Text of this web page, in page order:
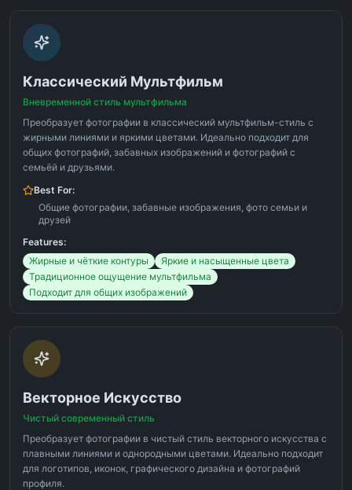
Классический Мультфильм
Вневременной стиль мультфильма
Преобразует фотографии в классический мультфильм-стиль с
жирными линиями и яркими цветами. Идеально подходит для
общих фотографий, забавных изображений и фотографий с
семьёй и друзьями.
Best For:
Общие фотографии, забавные изображения, фото семьи и
друзей
Features:
Жирные и чёткие контуры
Яркие и насыщенные цвета
Традиционное ощущение мультфильма
Подходит для общих изображений
Векторное Искусство
Чистый современный стиль
Преобразует фотографии в чистый стиль векторного искусства с
плавными линиями и однородными цветами. Идеально подходит
для логотипов, иконок, графического дизайна и фотографий
профиля.